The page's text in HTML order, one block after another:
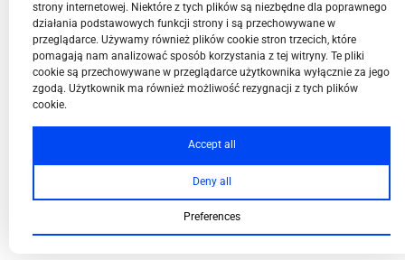
BPN-T Area
BPN-T Offer
strony internetowej. Niektóre z tych plików są niezbędne dla poprawnego
działania podstawowych funkcji strony i są przechowywane w
przeglądarce. Używamy również plików cookie stron trzecich, które
pomagają nam analizować sposób korzystania z tej witryny. Te pliki
cookie są przechowywane w przeglądarce użytkownika wyłącznie za jego
zgodą. Użytkownik ma również możliwość rezygnacji z tych plików
cookie.
Accept all
Deny all
Preferences